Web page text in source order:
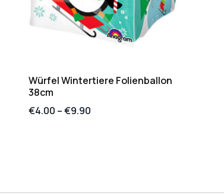
Würfel Wintertiere Folienballon
38cm
€4.00 –€9.90